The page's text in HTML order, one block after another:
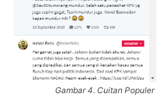
Gambar 4. Cuitan